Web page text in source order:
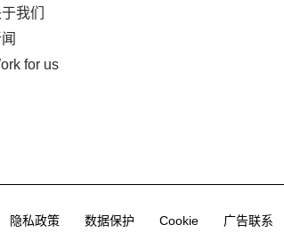
我们
for us
隐私政策 数据保护 Cookie 广告联系